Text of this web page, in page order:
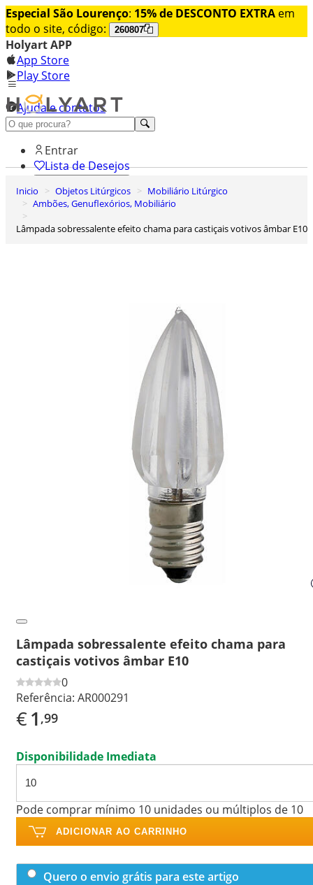
Especial São Lourenço: 15% de DESCONTO EXTRA em
todo o site, código:
260807
Holyart APP
App Store
Play Store
Ajuda e contatos
Conheça premium
Entrar
Lista de Desejos
0
Carrinho de Compras
Inicio Objetos Litúrgicos
Mobiliário Litúrgico
Ambões, Genuflexórios, Mobiliário
Lâmpada sobressalente efeito chama para castiçais votivos âmbar E10
Lâmpada sobressalente efeito chama para
castiçais votivos âmbar E10
0
Referência: AR000291
€1 ,99
Disponibilidade Imediata
Pode comprar mínimo 10 unidades ou múltiplos de 10
ADICIONAR AO CARRINHO
Quero o envio grátis para este artigo